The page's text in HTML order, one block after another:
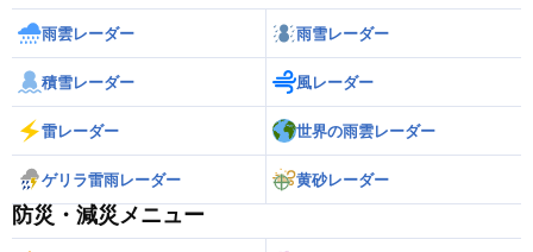
雨雲レーダー 雨雪レーダー
積雪レーダー 風レーダー
雷レーダー 世界の雨雲レーダー
ゲリラ雷雨レーダー 黄砂レーダー
防災・減災メニュー